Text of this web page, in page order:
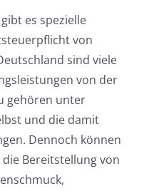
es spezielle
von
sind viele
von der
gehören unter
und die damit
Dennoch können
Bereitstellung von